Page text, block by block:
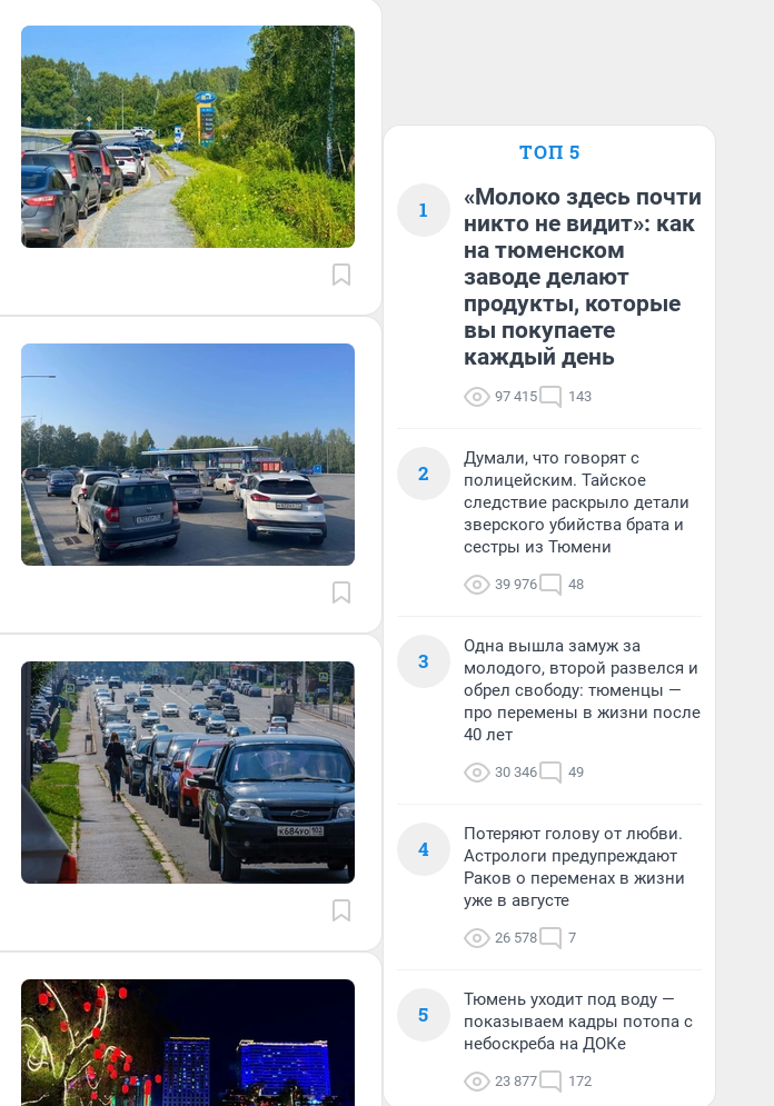
ТОП 5
1
«Молоко здесь почти
никто не видит»: как
на тюменском
заводе делают
продукты, которые
вы покупаете
каждый день
97 415 143
2
Думали, что говорят с
полицейским. Тайское
следствие раскрыло детали
зверского убийства брата и
сестры из Тюмени
39 976 48
3
Одна вышла замуж за
молодого, второй развелся и
обрел свободу: тюменцы —
про перемены в жизни после
40 лет
30 346 49
4
Потеряют голову от любви.
Астрологи предупреждают
Раков о переменах в жизни
уже в августе
26 578 7
5
Тюмень уходит под воду —
показываем кадры потопа с
небоскреба на ДОКе
23 877 172